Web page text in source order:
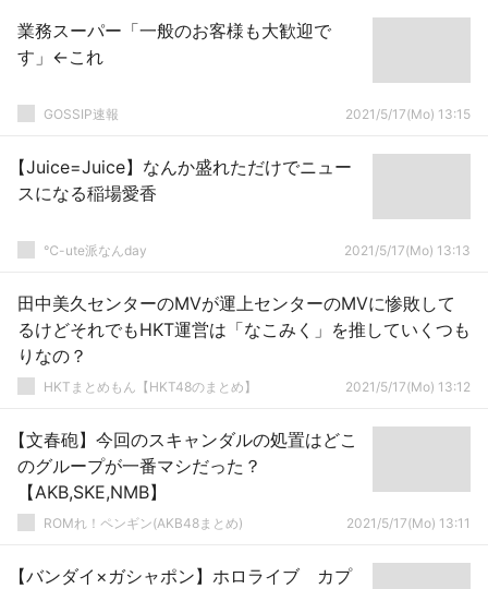
業務スーパー「一般のお客様も大歓迎で
す」←これ
GOSSIP速報 2021/5/17(Mo) 13:15
【Juice=Juice】なんか盛れただけでニュー
スになる稲場愛香
℃-ute派なんday 2021/5/17(Mo) 13:13
田中美久センターのMVが運上センターのMVに惨敗して
るけどそれでもHKT運営は「なこみく」を推していくつも
りなの？
HKTまとめもん【HKT48のまとめ】 2021/5/17(Mo) 13:12
【文春砲】今回のスキャンダルの処置はどこ
のグループが一番マシだった？
【AKB,SKE,NMB】
ROMれ！ペンギン(AKB48まとめ) 2021/5/17(Mo) 13:11
【バンダイ×ガシャポン】ホロライブ カプ